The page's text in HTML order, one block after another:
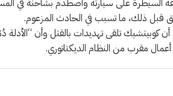
قبل ذلك، ما تسبب في الحادث المزعوم.
مقرب من النظام الديكتاتوري.